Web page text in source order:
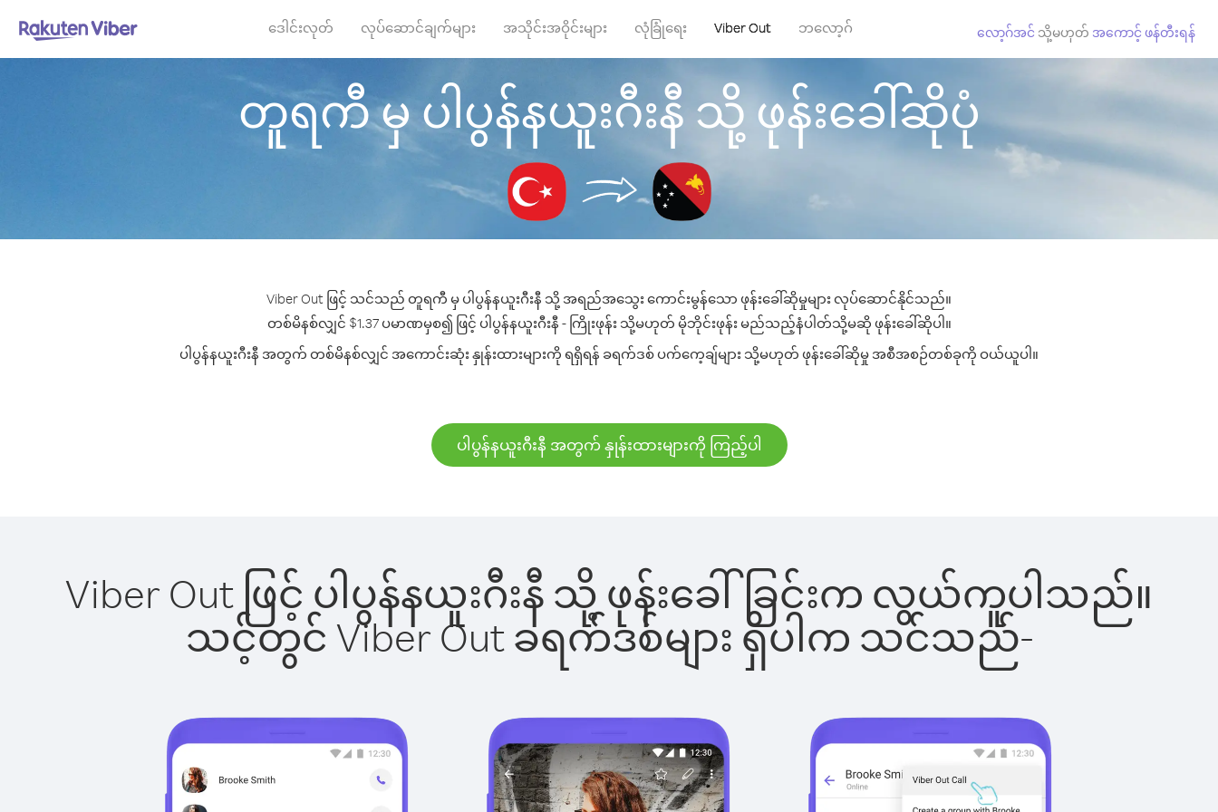
ဒေါင်းလုတ် လုပ်ဆောင်ချက်များ အသိုင်းအဝိုင်းများ လုံခြုံရေး Viber Out ဘလော့ဂ် လော့ဂ်အင် သို့မဟုတ် အကောင့် ဖန်တီးရန်
တူရကီ မှ ပါပွန်နယူးဂီးနီ သို့ ဖုန်းခေါ်ဆိုပုံ
Viber Out ဖြင့် သင်သည် တူရကီ မှ ပါပွန်နယူးဂီးနီ သို့ အရည်အသွေး ကောင်းမွန်သော ဖုန်းခေါ်ဆိုမှုများ လုပ်ဆောင်နိုင်သည်။
တစ်မိနစ်လျှင် $1.37 ပမာဏမှစ၍ ဖြင့် ပါပွန်နယူးဂီးနီ - ကြိုးဖုန်း သို့မဟုတ် မိုဘိုင်းဖုန်း မည်သည့်နံပါတ်သို့မဆို ဖုန်းခေါ်ဆိုပါ။
ပါပွန်နယူးဂီးနီ အတွက် တစ်မိနစ်လျှင် အကောင်းဆုံး နှုန်းထားများကို ရရှိရန် ခရက်ဒစ် ပက်ကေ့ချ်များ သို့မဟုတ် ဖုန်းခေါ်ဆိုမှု အစီအစဉ်တစ်ခုကို ဝယ်ယူပါ။
ပါပွန်နယူးဂီးနီ အတွက် နှုန်းထားများကို ကြည့်ပါ
Viber Out ဖြင့် ပါပွန်နယူးဂီးနီ သို့ ဖုန်းခေါ်ခြင်းက လွယ်ကူပါသည်။
သင့်တွင် Viber Out ခရက်ဒစ်များ ရှိပါက သင်သည်-